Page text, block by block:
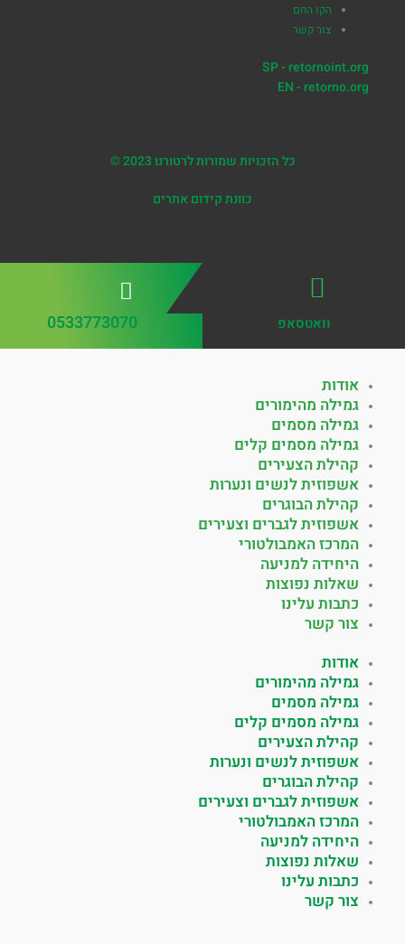
הקו החם
צור קשר
SP - retornoint.org
EN - retorno.org
כל הזכויות שמורות לרטורנו 2023 ©
כוונת קידום אתרים
וואטסאפ 0533773070
אודות
גמילה מהימורים
גמילה מסמים
גמילה מסמים קלים
קהילת הצעירים
אשפוזית לנשים ונערות
קהילת הבוגרים
אשפוזית לגברים וצעירים
המרכז האמבולטורי
היחידה למניעה
שאלות נפוצות
כתבות עלינו
צור קשר
אודות
גמילה מהימורים
גמילה מסמים
גמילה מסמים קלים
קהילת הצעירים
אשפוזית לנשים ונערות
קהילת הבוגרים
אשפוזית לגברים וצעירים
המרכז האמבולטורי
היחידה למניעה
שאלות נפוצות
כתבות עלינו
צור קשר